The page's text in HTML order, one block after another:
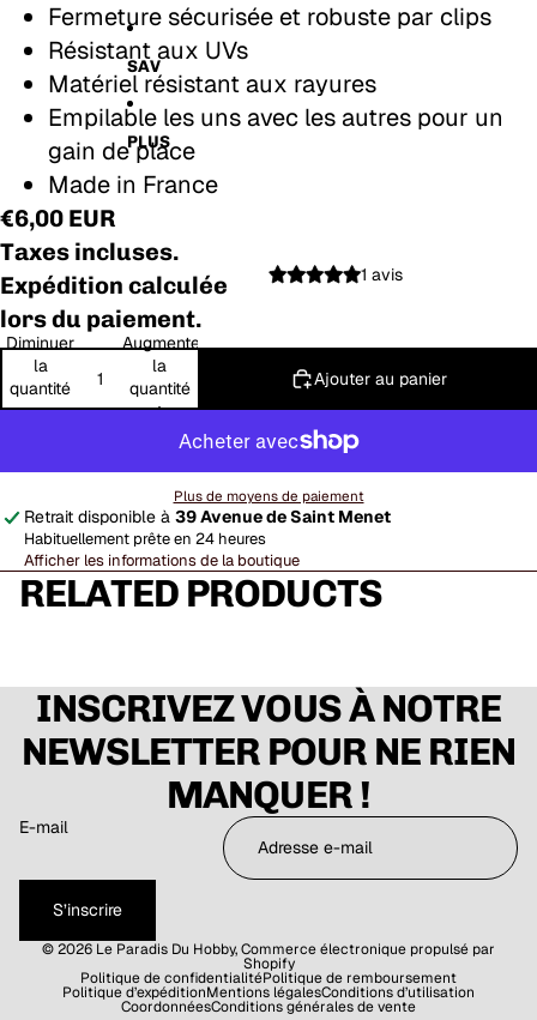
SAV
PLUS
Fermeture sécurisée et robuste par clips
Résistant aux UVs
Matériel résistant aux rayures
Empilable les uns avec les autres pour un
gain de place
Made in France
€6,00 EUR
Taxes incluses.
Expédition calculée
lors du paiement.
1 avis
Diminuer
la
quantité
Augmenter
la
quantité
Ajouter au panier
Plus de moyens de paiement
Retrait disponible à 39 Avenue de Saint Menet
Habituellement prête en 24 heures
Afficher les informations de la boutique
RELATED PRODUCTS
INSCRIVEZ VOUS À NOTRE
NEWSLETTER POUR NE RIEN
MANQUER !
E-mail
S’inscrire
© 2026 Le Paradis Du Hobby,Commerce électronique propulsé par
Shopify
Politique de confidentialitéPolitique de remboursement
Politique d’expéditionMentions légalesConditions d’utilisation
CoordonnéesConditions générales de vente